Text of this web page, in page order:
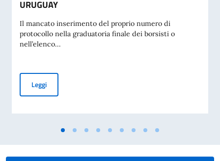
URUGUAY
Il mancato inserimento del proprio numero di
protocollo nella graduatoria finale dei borsisti o
nell’elenco...
LeggiGRADUATORIA FINALE DELLE BORSE DI STUDIO